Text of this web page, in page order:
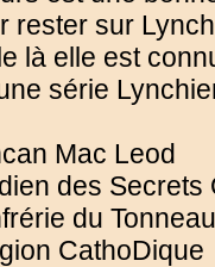
rester sur
là elle est
série
Mac Leod
des Secrets
du Tonneau
CathoDique